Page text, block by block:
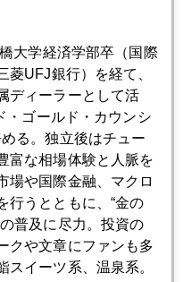
4月 5月 6月
月 11月 12月
注目
大学経済学部卒（国際
菱UFJ銀行）を経て、
ディーラーとして活
・ゴールド・カウンシ
る。独立後はチュー
富な相場体験と人脈を
場や国際金融、マクロ
行うとともに、“金の
普及に尽力。投資の
クや文章にファンも多
スイーツ系、温泉系。